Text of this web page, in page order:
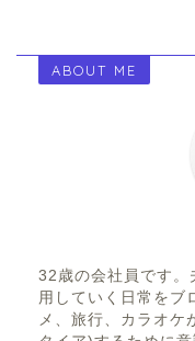
ABOUT ME
32歳の会社員です。
用していく日常をブ
メ、旅行、カラオケ